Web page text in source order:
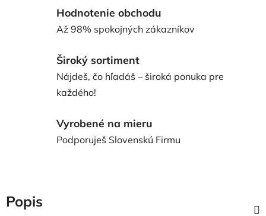
Hodnotenie obchodu
Až 98% spokojných zákazníkov
Široký sortiment
Nájdeš, čo hľadáš – široká ponuka pre
každého!
Vyrobené na mieru
Podporuješ Slovenskú Firmu
Popis